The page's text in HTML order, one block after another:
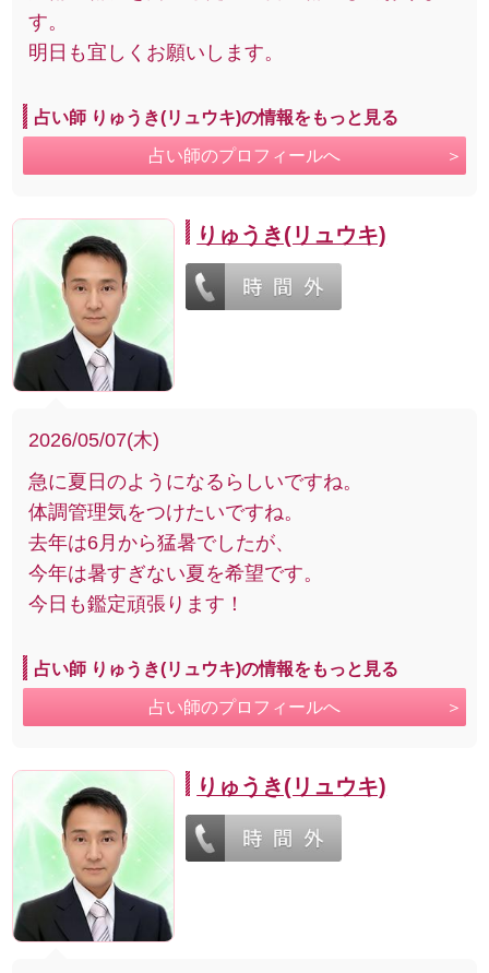
す。
明日も宜しくお願いします。
占い師 りゅうき(リュウキ)の情報をもっと見る
占い師のプロフィールへ
りゅうき(リュウキ)
2026/05/07(木)
急に夏日のようになるらしいですね。
体調管理気をつけたいですね。
去年は6月から猛暑でしたが、
今年は暑すぎない夏を希望です。
今日も鑑定頑張ります！
占い師 りゅうき(リュウキ)の情報をもっと見る
占い師のプロフィールへ
りゅうき(リュウキ)